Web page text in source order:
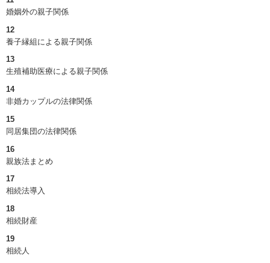
婚姻外の親子関係
12
養子縁組による親子関係
13
生殖補助医療による親子関係
14
非婚カップルの法律関係
15
同居集団の法律関係
16
親族法まとめ
17
相続法導入
18
相続財産
19
相続人